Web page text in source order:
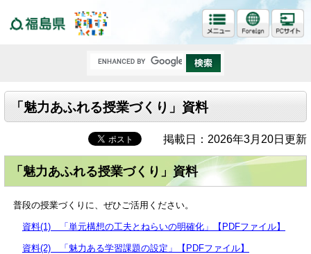
「魅力あふれる授業づくり」資料
掲載日：2026年3月20日更新
「魅力あふれる授業づくり」資料
普段の授業づくりに、ぜひご活用ください。
資料(1) 「単元構想の工夫とねらいの明確化」【PDFファイル】
資料(2) 「魅力ある学習課題の設定」【PDFファイル】